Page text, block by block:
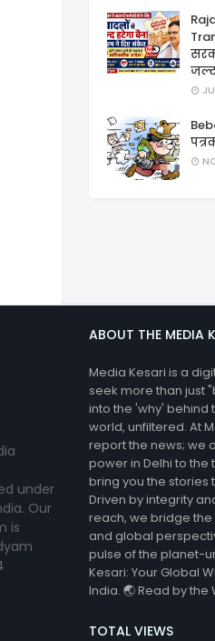
under
Our
is
ABOUT THE MEDIA
Media Kesari is a
seek more than just
into the 'why' behind
world, unfiltered. At
report the news; we
power in Delhi to the
bring you the stories
Driven by integrity
reach, we bridge
and global
pulse of the planet-
Kesari: Your Global
India. 🌏 Read by the
TOTAL VIEWS